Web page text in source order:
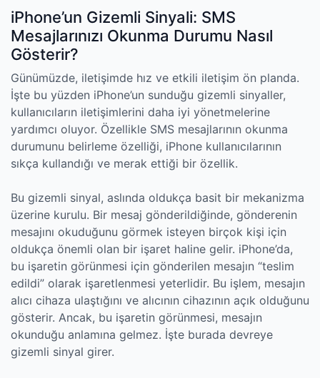
iPhone’un Gizemli Sinyali: SMS
Mesajlarınızı Okunma Durumu Nasıl
Gösterir?
Günümüzde, iletişimde hız ve etkili iletişim ön planda.
İşte bu yüzden iPhone’un sunduğu gizemli sinyaller,
kullanıcıların iletişimlerini daha iyi yönetmelerine
yardımcı oluyor. Özellikle SMS mesajlarının okunma
durumunu belirleme özelliği, iPhone kullanıcılarının
sıkça kullandığı ve merak ettiği bir özellik.
Bu gizemli sinyal, aslında oldukça basit bir mekanizma
üzerine kurulu. Bir mesaj gönderildiğinde, gönderenin
mesajını okuduğunu görmek isteyen birçok kişi için
oldukça önemli olan bir işaret haline gelir. iPhone’da,
bu işaretin görünmesi için gönderilen mesajın “teslim
edildi” olarak işaretlenmesi yeterlidir. Bu işlem, mesajın
alıcı cihaza ulaştığını ve alıcının cihazının açık olduğunu
gösterir. Ancak, bu işaretin görünmesi, mesajın
okunduğu anlamına gelmez. İşte burada devreye
gizemli sinyal girer.